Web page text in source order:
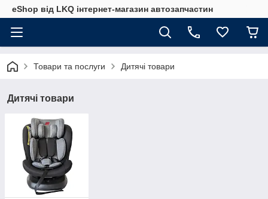
eShop від LKQ інтернет-магазин автозапчастин
Товари та послуги Дитячі товари
Дитячі товари